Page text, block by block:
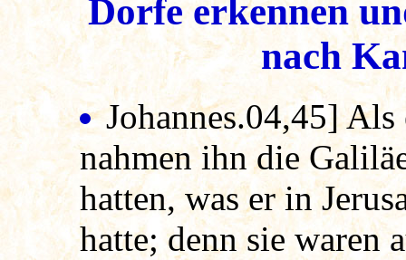
Dorfe erkennen
nach
Johannes.04,45]
nahmen ihn die
hatten, was er in
hatte; denn sie waren